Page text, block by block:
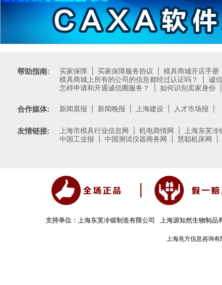
帮助指南: 买家保障 买家保障服务协议
模具商城开店手册
模具商城上所有的公司的信息都经过认证吗？
诚
怎样申请和开通诚信圈服务？
如何识别卖家身份
合作媒体: 新闻晨报 新闻晚报 上海建设 人才市场报
友情链接: 上海市模具行业信息网 机电商情网
上海东芙
中国工业报
中国测试仪器商务网 慧聪机床网
支持单位： 上海东芙冷锻制造有限公司 上海源知然生物制品
上海兆方信息咨询